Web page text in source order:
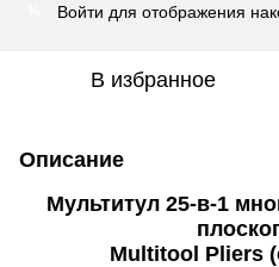
Войти для отображения
В избранное
Описание
Мультитул 25-в-1
Multitool Pliers